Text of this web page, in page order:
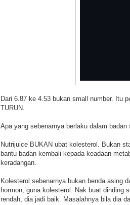
Dari 6.87 ke 4.53 bukan small number. Itu
TURUN.
Apa yang sebenarnya berlaku dalam
Nutrijuice BUKAN ubat kolesterol. Bukan
bantu badan kembali kepada keadaan
keradangan.
Kolesterol sebenarnya bukan benda asing
hormon, guna kolesterol. Nak buat dinding
rendah, dia jadi baik. Masalahnya bila dia